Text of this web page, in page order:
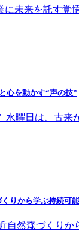
に未来を託す
心を動かす“声の技”
水曜日は、古
りから学ぶ持続可
自然森づくり